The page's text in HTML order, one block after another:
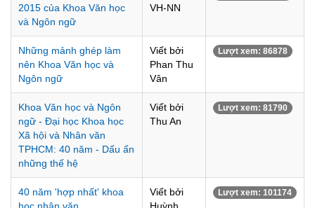
2015 của Khoa Văn học
và Ngôn ngữ
VH-NN
Những mảnh ghép làm
nên Khoa Văn học và
Ngôn ngữ
Viết bởi
Phan Thu
Vân
Lượt xem: 86878
Khoa Văn học và Ngôn
ngữ - Đại học Khoa học
Xã hội và Nhân văn
TPHCM: 40 năm - Dấu ấn
những thế hệ
Viết bởi
Thu An
Lượt xem: 81790
40 năm 'hợp nhất' khoa
Viết bởi
Lượt xem: 101174